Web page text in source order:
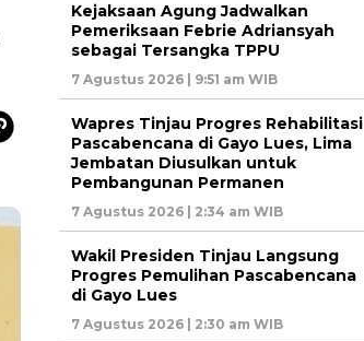
Kejaksaan Agung Jadwalkan
Pemeriksaan Febrie Adriansyah
sebagai Tersangka TPPU
7 Agustus 2026 | 9:51 am WIB
Wapres Tinjau Progres Rehabilitasi
Pascabencana di Gayo Lues, Lima
Jembatan Diusulkan untuk
Pembangunan Permanen
7 Agustus 2026 | 2:34 am WIB
Wakil Presiden Tinjau Langsung
Progres Pemulihan Pascabencana
di Gayo Lues
7 Agustus 2026 | 2:30 am WIB